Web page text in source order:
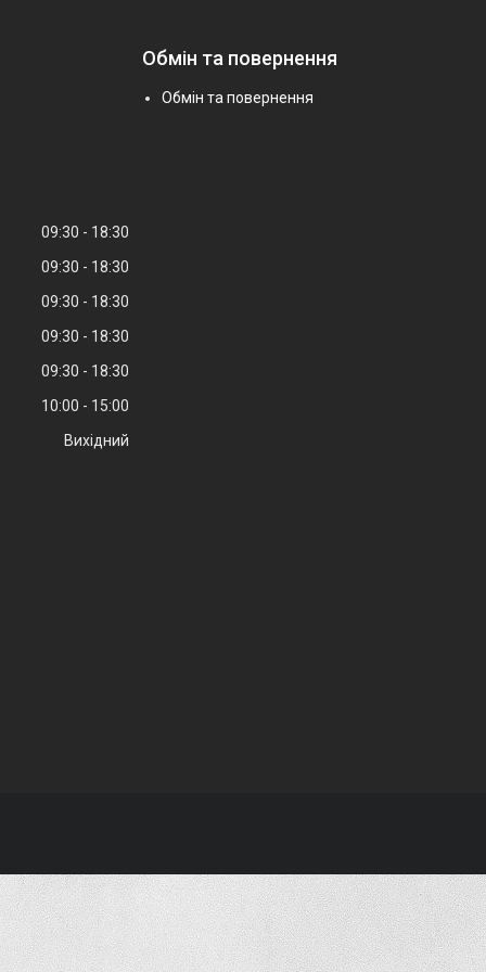
Обмін та повернення
Обмін та повернення
09:30
18:30
09:30
18:30
09:30
18:30
09:30
18:30
09:30
18:30
10:00
15:00
Вихідний